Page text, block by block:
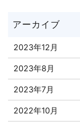
2023年12月
2023年8月
2023年7月
2022年10月